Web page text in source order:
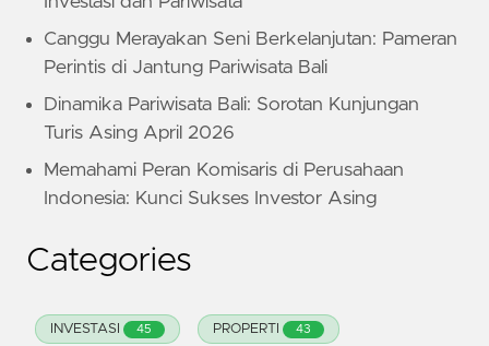
Canggu Merayakan Seni Berkelanjutan: Pameran
Perintis di Jantung Pariwisata Bali
Dinamika Pariwisata Bali: Sorotan Kunjungan
Turis Asing April 2026
Memahami Peran Komisaris di Perusahaan
Indonesia: Kunci Sukses Investor Asing
Categories
INVESTASI 45 PROPERTI 43